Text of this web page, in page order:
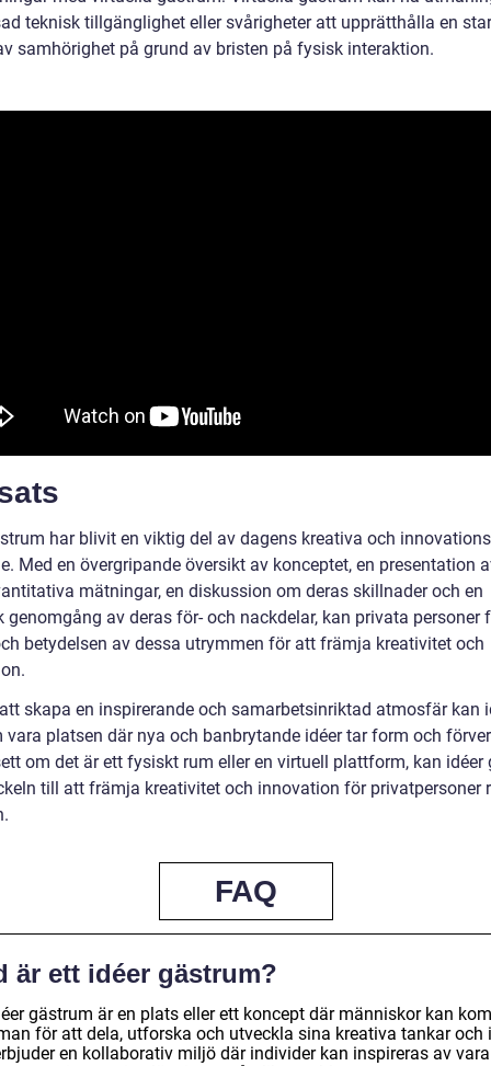
teknisk tillgänglighet eller svårigheter att upprätthålla en
samhörighet på grund av bristen på fysisk interaktion.
har blivit en viktig del av dagens kreativa och
Med en övergripande översikt av konceptet, en presentation
mätningar, en diskussion om deras skillnader och en
genomgång av deras för- och nackdelar, kan privata personer
betydelsen av dessa utrymmen för att främja kreativitet och
skapa en inspirerande och samarbetsinriktad atmosfär kan
vara platsen där nya och banbrytande idéer tar form och
om det är ett fysiskt rum eller en virtuell plattform, kan idéer
till att främja kreativitet och innovation för privatpersoner
FAQ
är ett idéer gästrum?
gästrum är en plats eller ett koncept där människor kan
för att dela, utforska och utveckla sina kreativa tankar och
en kollaborativ miljö där individer kan inspireras av